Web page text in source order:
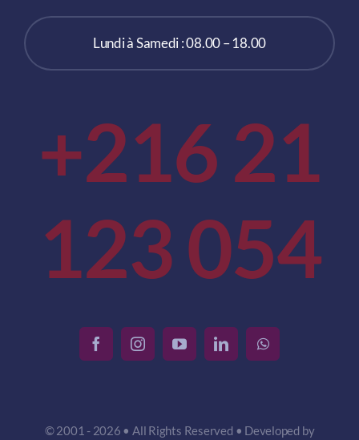
Lundi à Samedi : 08.00 – 18.00
+216 21
123 054
© 2001 - 2026 • All Rights Reserved • Developed by